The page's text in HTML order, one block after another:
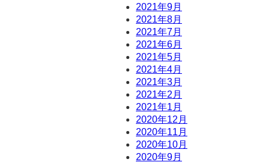
2021年9月
2021年8月
2021年7月
2021年6月
2021年5月
2021年4月
2021年3月
2021年2月
2021年1月
2020年12月
2020年11月
2020年10月
2020年9月